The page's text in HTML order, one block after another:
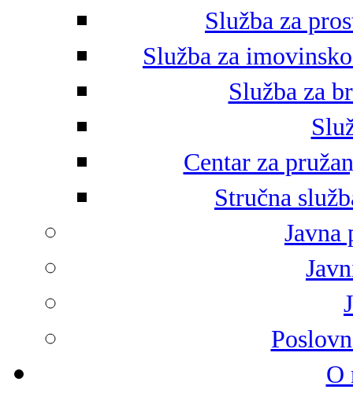
Služba za
Služba za
Služba za
Centar za
Stručna
Javna
O